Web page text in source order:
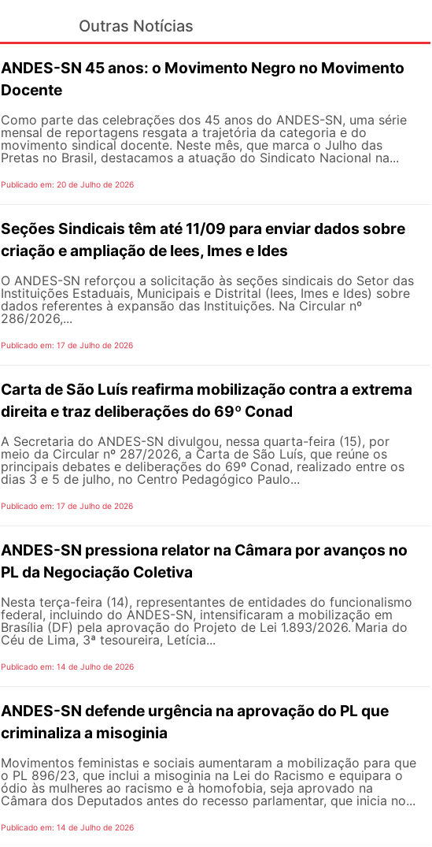
Outras Notícias
ANDES-SN 45 anos: o Movimento Negro no Movimento
Docente
Como parte das celebrações dos 45 anos do ANDES-SN, uma série
mensal de reportagens resgata a trajetória da categoria e do
movimento sindical docente. Neste mês, que marca o Julho das
Pretas no Brasil, destacamos a atuação do Sindicato Nacional na...
Publicado em: 20 de Julho de 2026
Seções Sindicais têm até 11/09 para enviar dados sobre
criação e ampliação de Iees, Imes e Ides
O ANDES-SN reforçou a solicitação às seções sindicais do Setor das
Instituições Estaduais, Municipais e Distrital (Iees, Imes e Ides) sobre
dados referentes à expansão das Instituições. Na Circular nº
286/2026,...
Publicado em: 17 de Julho de 2026
Carta de São Luís reafirma mobilização contra a extrema
direita e traz deliberações do 69º Conad
A Secretaria do ANDES-SN divulgou, nessa quarta-feira (15), por
meio da Circular nº 287/2026, a Carta de São Luís, que reúne os
principais debates e deliberações do 69º Conad, realizado entre os
dias 3 e 5 de julho, no Centro Pedagógico Paulo...
Publicado em: 17 de Julho de 2026
ANDES-SN pressiona relator na Câmara por avanços no
PL da Negociação Coletiva
Nesta terça-feira (14), representantes de entidades do funcionalismo
federal, incluindo do ANDES-SN, intensificaram a mobilização em
Brasília (DF) pela aprovação do Projeto de Lei 1.893/2026. Maria do
Céu de Lima, 3ª tesoureira, Letícia...
Publicado em: 14 de Julho de 2026
ANDES-SN defende urgência na aprovação do PL que
criminaliza a misoginia
Movimentos feministas e sociais aumentaram a mobilização para que
o PL 896/23, que inclui a misoginia na Lei do Racismo e equipara o
ódio às mulheres ao racismo e à homofobia, seja aprovado na
Câmara dos Deputados antes do recesso parlamentar, que inicia no...
Publicado em: 14 de Julho de 2026